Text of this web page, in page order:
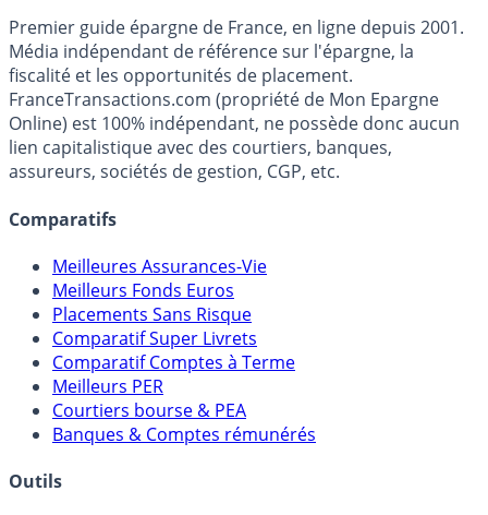
Premier guide épargne de France, en ligne depuis 2001.
Média indépendant de référence sur l'épargne, la
fiscalité et les opportunités de placement.
FranceTransactions.com (propriété de Mon Epargne
Online) est 100% indépendant, ne possède donc aucun
lien capitalistique avec des courtiers, banques,
assureurs, sociétés de gestion, CGP, etc.
Comparatifs
Meilleures Assurances-Vie
Meilleurs Fonds Euros
Placements Sans Risque
Comparatif Super Livrets
Comparatif Comptes à Terme
Meilleurs PER
Courtiers bourse & PEA
Banques & Comptes rémunérés
Outils